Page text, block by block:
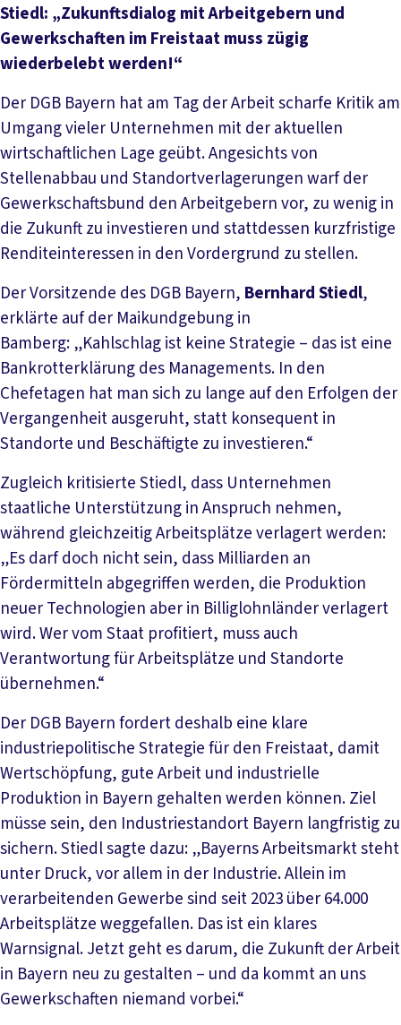
Stiedl: „Zukunftsdialog mit Arbeitgebern und
Gewerkschaften im Freistaat muss zügig
wiederbelebt werden!“
Der DGB Bayern hat am Tag der Arbeit scharfe Kritik am
Umgang vieler Unternehmen mit der aktuellen
wirtschaftlichen Lage geübt. Angesichts von
Stellenabbau und Standortverlagerungen warf der
Gewerkschaftsbund den Arbeitgebern vor, zu wenig in
die Zukunft zu investieren und stattdessen kurzfristige
Renditeinteressen in den Vordergrund zu stellen.
Der Vorsitzende des DGB Bayern, Bernhard Stiedl,
erklärte auf der Maikundgebung in
Bamberg: „Kahlschlag ist keine Strategie – das ist eine
Bankrotterklärung des Managements. In den
Chefetagen hat man sich zu lange auf den Erfolgen der
Vergangenheit ausgeruht, statt konsequent in
Standorte und Beschäftigte zu investieren.“
Zugleich kritisierte Stiedl, dass Unternehmen
staatliche Unterstützung in Anspruch nehmen,
während gleichzeitig Arbeitsplätze verlagert werden:
„Es darf doch nicht sein, dass Milliarden an
Fördermitteln abgegriffen werden, die Produktion
neuer Technologien aber in Billiglohnländer verlagert
wird. Wer vom Staat profitiert, muss auch
Verantwortung für Arbeitsplätze und Standorte
übernehmen.“
Der DGB Bayern fordert deshalb eine klare
industriepolitische Strategie für den Freistaat, damit
Wertschöpfung, gute Arbeit und industrielle
Produktion in Bayern gehalten werden können. Ziel
müsse sein, den Industriestandort Bayern langfristig zu
sichern. Stiedl sagte dazu: „Bayerns Arbeitsmarkt steht
unter Druck, vor allem in der Industrie. Allein im
verarbeitenden Gewerbe sind seit 2023 über 64.000
Arbeitsplätze weggefallen. Das ist ein klares
Warnsignal. Jetzt geht es darum, die Zukunft der Arbeit
in Bayern neu zu gestalten – und da kommt an uns
Gewerkschaften niemand vorbei.“